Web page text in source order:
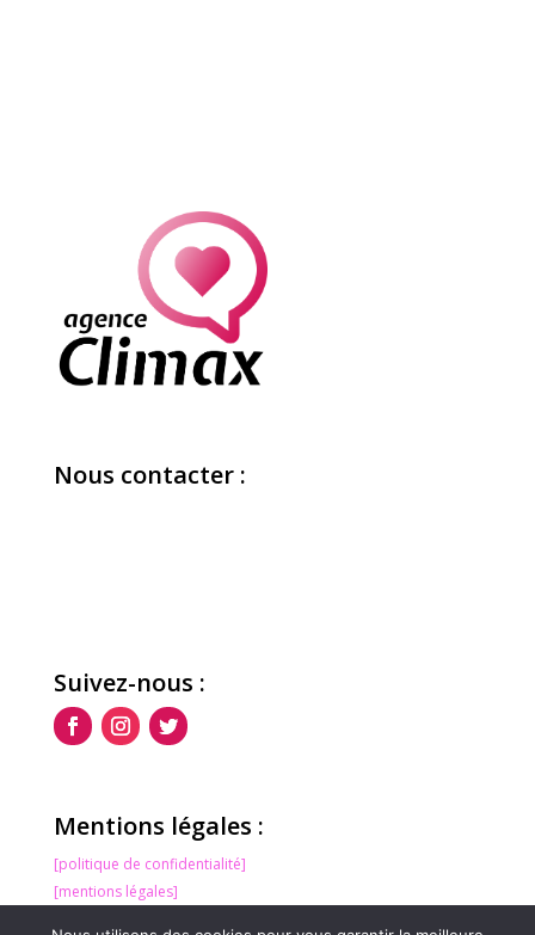
Nous contacter :
Suivez-nous :
Mentions légales :
[politique de confidentialité]
[mentions légales]